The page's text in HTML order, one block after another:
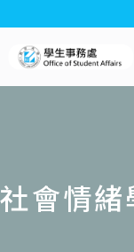
社會情